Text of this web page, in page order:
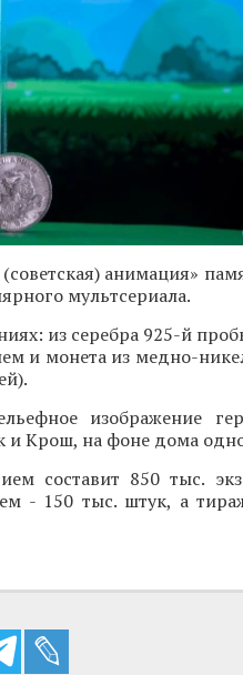
анимация»
мультсериала.
из серебра 925-й
и монета из медно-
изображение
и Крош, на фоне дома
составит 850 тыс.
- 150 тыс. штук, а